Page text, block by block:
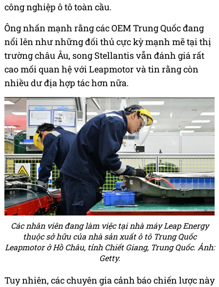
công nghiệp ô tô toàn cầu.
Ông nhấn mạnh rằng các OEM Trung Quốc đang
nổi lên như những đối thủ cực kỳ mạnh mẽ tại thị
trường châu Âu, song Stellantis vẫn đánh giá rất
cao mối quan hệ với Leapmotor và tin rằng còn
nhiều dư địa hợp tác hơn nữa.
Các nhân viên đang làm việc tại nhà máy Leap Energy
thuộc sở hữu của nhà sản xuất ô tô Trung Quốc
Leapmotor ở Hồ Châu, tỉnh Chiết Giang, Trung Quốc. Ảnh:
Getty.
Tuy nhiên, các chuyên gia cảnh báo chiến lược này